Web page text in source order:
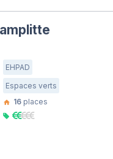
EHPAD
Espaces verts
16places